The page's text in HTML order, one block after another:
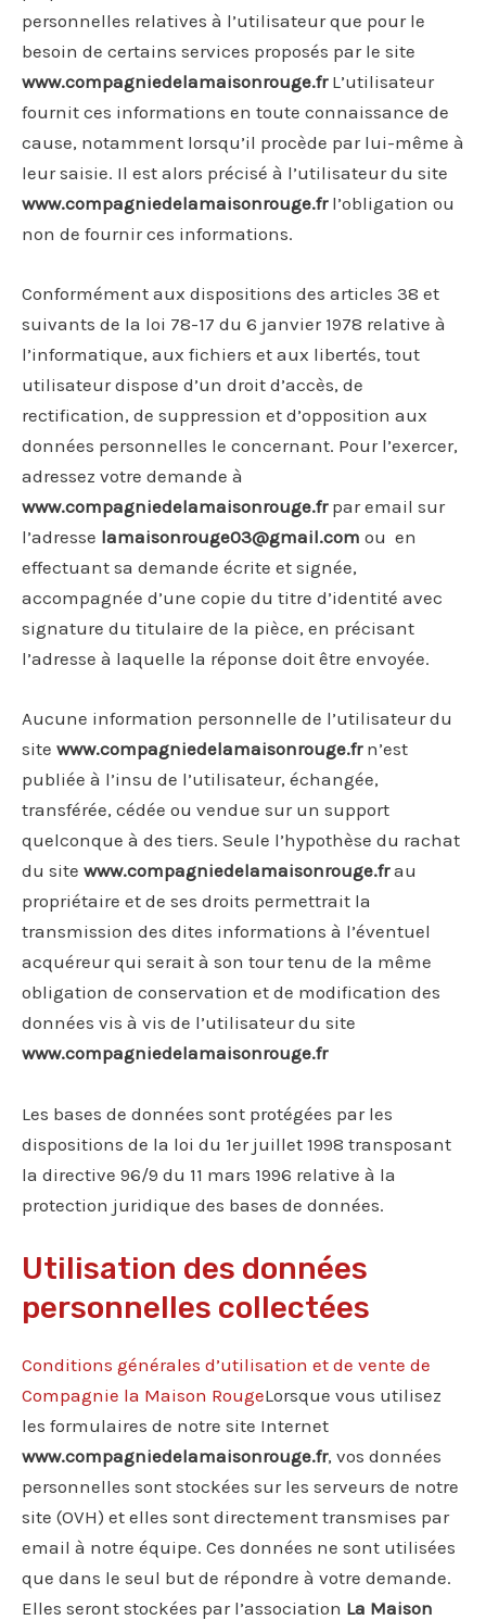
personnelles relatives à l’utilisateur que pour le
besoin de certains services proposés par le site
www.compagniedelamaisonrouge.frL’utilisateur
fournit ces informations en toute connaissance de
cause, notamment lorsqu’il procède par lui-même à
leur saisie. Il est alors précisé à l’utilisateur du site
www.compagniedelamaisonrouge.frl’obligation ou
non de fournir ces informations.
Conformément aux dispositions des articles 38 et
suivants de la loi 78-17 du 6 janvier 1978 relative à
l’informatique, aux fichiers et aux libertés, tout
utilisateur dispose d’un droit d’accès, de
rectification, de suppression et d’opposition aux
données personnelles le concernant. Pour l’exercer,
adressez votre demande à
www.compagniedelamaisonrouge.frpar email sur
l’adresse lamaisonrouge03@gmail.com ou en
effectuant sa demande écrite et signée,
accompagnée d’une copie du titre d’identité avec
signature du titulaire de la pièce, en précisant
l’adresse à laquelle la réponse doit être envoyée.
Aucune information personnelle de l’utilisateur du
site www.compagniedelamaisonrouge.frn’est
publiée à l’insu de l’utilisateur, échangée,
transférée, cédée ou vendue sur un support
quelconque à des tiers. Seule l’hypothèse du rachat
du site www.compagniedelamaisonrouge.frau
propriétaire et de ses droits permettrait la
transmission des dites informations à l’éventuel
acquéreur qui serait à son tour tenu de la même
obligation de conservation et de modification des
données vis à vis de l’utilisateur du site
www.compagniedelamaisonrouge.fr
Les bases de données sont protégées par les
dispositions de la loi du 1er juillet 1998 transposant
la directive 96/9 du 11 mars 1996 relative à la
protection juridique des bases de données.
Utilisation des données
personnelles collectées
Conditions générales d’utilisation et de vente de
Compagnie la Maison RougeLorsque vous utilisez
les formulaires de notre site Internet
www.compagniedelamaisonrouge.fr, vos données
personnelles sont stockées sur les serveurs de notre
site (OVH) et elles sont directement transmises par
email à notre équipe. Ces données ne sont utilisées
que dans le seul but de répondre à votre demande.
Elles seront stockées par l’association La Maison